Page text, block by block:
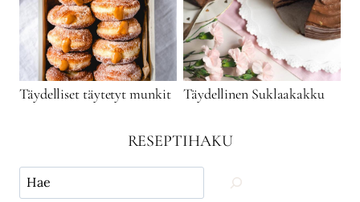
Täydelliset täytetyt munkit Täydellinen Suklaakakku
RESEPTIHAKU
Käytä
hakua